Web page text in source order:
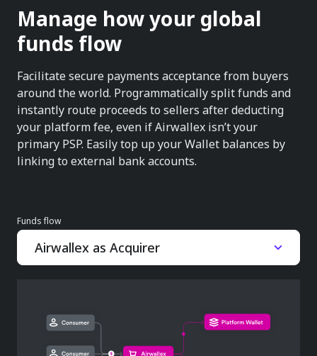
Manage how your global
funds flow
Facilitate secure payments acceptance from buyers
around the world. Programmatically split funds and
instantly route proceeds to sellers after deducting
your platform fee, even if Airwallex isn’t your
primary PSP. Easily top up your Wallet balances by
linking to external bank accounts.
Funds flow
Airwallex as Acquirer